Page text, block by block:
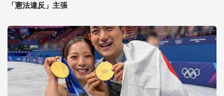
「憲法違反」主張